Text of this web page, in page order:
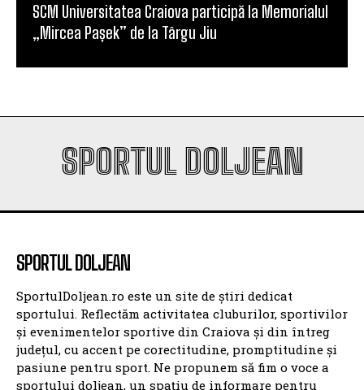
SCM Universitatea Craiova participă la Memorialul
„Mircea Pașek” de la Târgu Jiu
SPORTUL DOLJEAN
SPORTUL DOLJEAN
SportulDoljean.ro este un site de știri dedicat
sportului. Reflectăm activitatea cluburilor, sportivilor
și evenimentelor sportive din Craiova și din întreg
județul, cu accent pe corectitudine, promptitudine și
pasiune pentru sport. Ne propunem să fim o voce a
sportului doljean, un spațiu de informare pentru